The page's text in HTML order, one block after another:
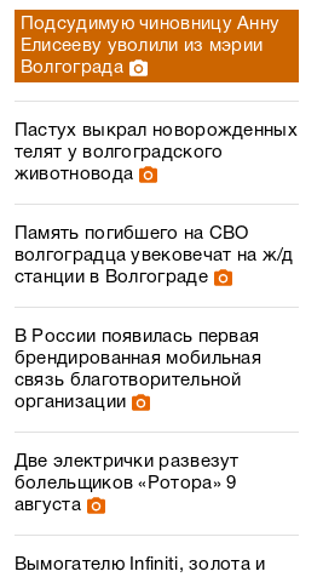
Подсудимую чиновницу Анну
Елисееву уволили из мэрии
Волгограда
Пастух выкрал новорожденных
телят у волгоградского
животновода
Память погибшего на СВО
волгоградца увековечат на ж/д
станции в Волгограде
В России появилась первая
брендированная мобильная
связь благотворительной
организации
Две электрички развезут
болельщиков «Ротора» 9
августа
Вымогателю Infiniti, золота и